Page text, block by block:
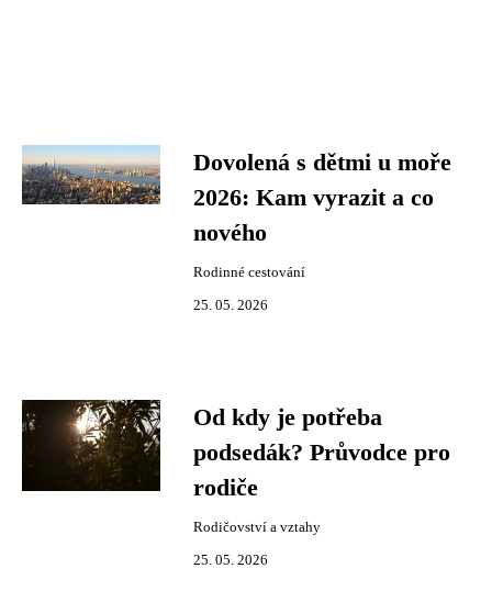
Dovolená s dětmi u moře
2026: Kam vyrazit a co
nového
Rodinné cestování
25. 05. 2026
Od kdy je potřeba
podsedák? Průvodce pro
rodiče
Rodičovství a vztahy
25. 05. 2026